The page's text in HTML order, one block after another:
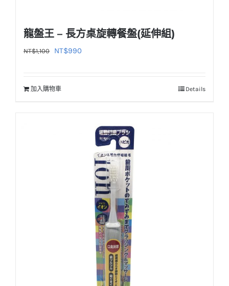
龍盤王 – 長方桌旋轉餐盤(延伸組)
NT$1,100
原
格：
NT$990
加入購物車 Details